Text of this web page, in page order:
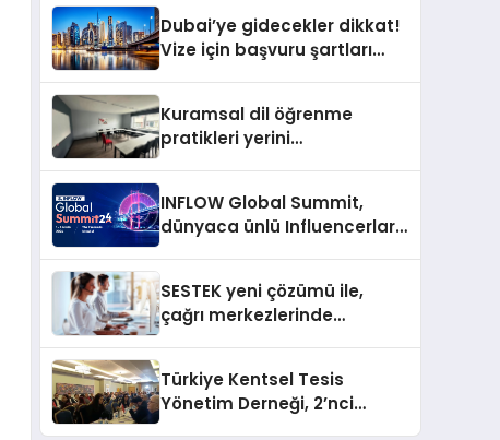
Dubai’ye gidecekler dikkat!
Vize için başvuru şartları
Kuramsal dil öğrenme
pratikleri yerini
INFLOW Global Summit,
dünyaca ünlü Influencerları
SESTEK yeni çözümü ile,
çağrı merkezlerinde
Türkiye Kentsel Tesis
Yönetim Derneği, 2’nci